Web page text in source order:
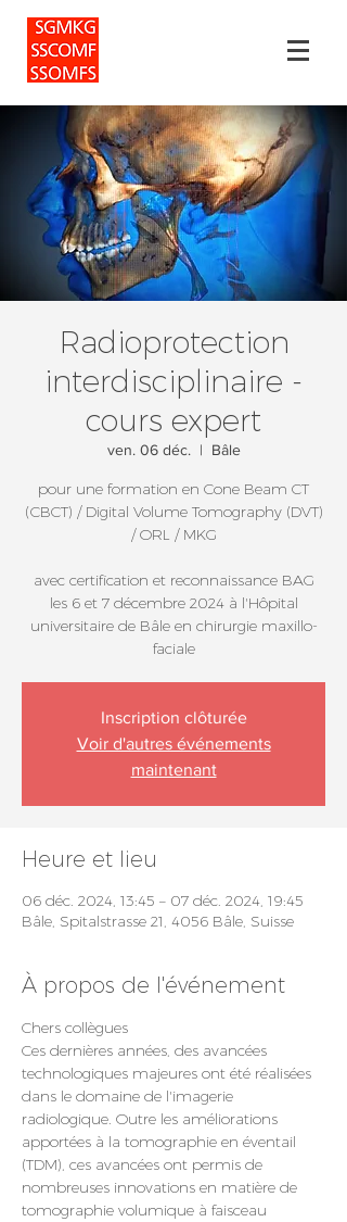
Radioprotection
interdisciplinaire -
cours expert
ven. 06 déc.
  |
Bâle
pour une formation en Cone Beam CT
(CBCT) / Digital Volume Tomography (DVT)
/ ORL / MKG
avec certification et reconnaissance BAG
les 6 et 7 décembre 2024 à l'Hôpital
universitaire de Bâle en chirurgie maxillo-
faciale
Inscription clôturée
Voir d'autres événements
maintenant
Heure et lieu
06 déc. 2024, 13:45 – 07 déc. 2024, 19:45
Bâle, Spitalstrasse 21, 4056 Bâle, Suisse
À propos de l'événement
Chers collègues
Ces dernières années, des avancées
technologiques majeures ont été réalisées
dans le domaine de l'imagerie
radiologique. Outre les améliorations
apportées à la tomographie en éventail
(TDM), ces avancées ont permis de
nombreuses innovations en matière de
tomographie volumique à faisceau